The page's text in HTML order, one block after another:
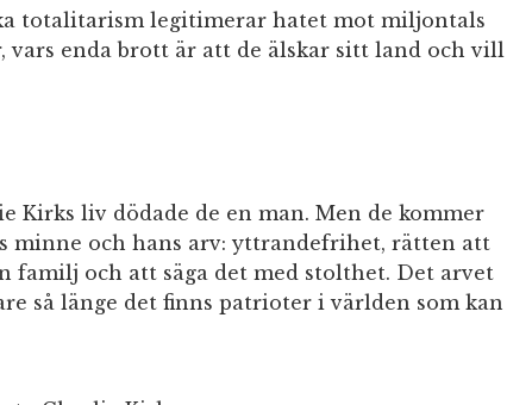
totalitarism legitimerar hatet mot miljontals
vars enda brott är att de älskar sitt land och vill
Kirks liv dödade de en man. Men de kommer
minne och hans arv: yttrandefrihet, rätten att
familj och att säga det med stolthet. Det arvet
så länge det finns patrioter i världen som kan